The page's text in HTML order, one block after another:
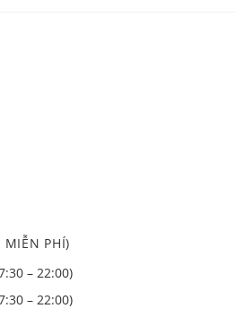
MIỄN PHÍ)
– 22:00)
– 22:00)